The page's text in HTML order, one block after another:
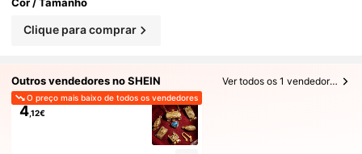
Clique para comprar
Outros vendedores no SHEIN Ver todos os 1 vendedores
O preço mais baixo de todos os vendedores
4,12€